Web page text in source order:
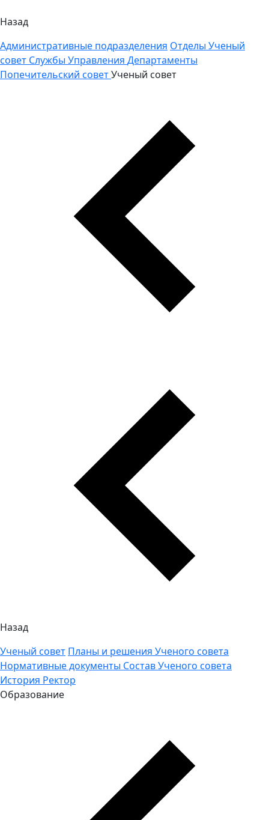
Назад
Административные подразделения Отделы Ученый
совет Службы Управления Департаменты
Попечительский советУченый совет
Назад
Ученый совет Планы и решения Ученого совета
Нормативные документы Состав Ученого совета
История Ректор
Образование